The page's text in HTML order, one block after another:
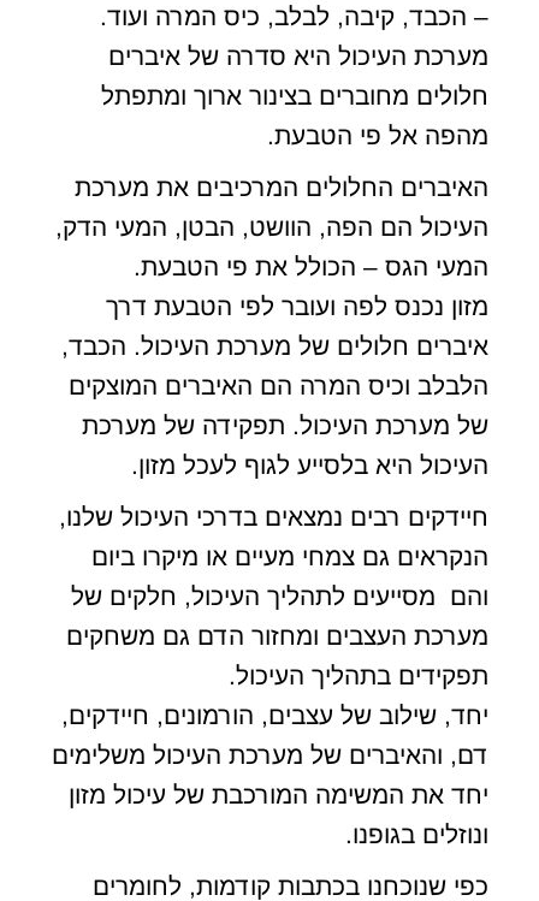
– הכבד, קיבה, לבלב, כיס המרה ועוד.
מערכת העיכול היא סדרה של איברים
חלולים מחוברים בצינור ארוך ומתפתל
מהפה אל פי הטבעת.
האיברים החלולים המרכיבים את מערכת
העיכול הם הפה, הוושט, הבטן, המעי הדק,
המעי הגס – הכולל את פי הטבעת.
מזון נכנס לפה ועובר לפי הטבעת דרך
איברים חלולים של מערכת העיכול. הכבד,
הלבלב וכיס המרה הם האיברים המוצקים
של מערכת העיכול. תפקידה של מערכת
העיכול היא בלסייע לגוף לעכל מזון.
חיידקים רבים נמצאים בדרכי העיכול שלנו,
הנקראים גם צמחי מעיים או מיקרו ביום
והם מסייעים לתהליך העיכול, חלקים של
מערכת העצבים ומחזור הדם גם משחקים
תפקידים בתהליך העיכול.
יחד, שילוב של עצבים, הורמונים, חיידקים,
דם, והאיברים של מערכת העיכול משלימים
יחד את המשימה המורכבת של עיכול מזון
ונוזלים בגופנו.
כפי שנוכחנו בכתבות קודמות, לחומרים